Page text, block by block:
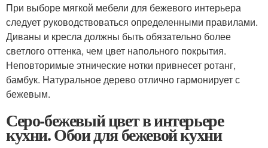
При выборе мягкой мебели для бежевого интерьера
следует руководствоваться определенными правилами.
Диваны и кресла должны быть обязательно более
светлого оттенка, чем цвет напольного покрытия.
Неповторимые этнические нотки привнесет ротанг,
бамбук. Натуральное дерево отлично гармонирует с
бежевым.
Серо-бежевый цвет в интерьере
кухни. Обои для бежевой кухни